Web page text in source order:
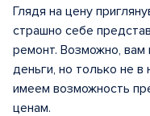
Глядя на цену
страшно себе
ремонт. Возможно,
деньги, но только не
имеем возможность
ценам.